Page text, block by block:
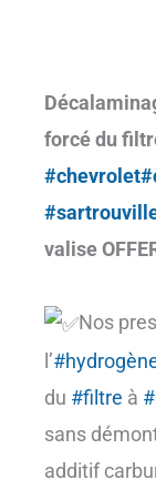
forcé du
#chevrolet
valise
Nos
l’
du #filtre à
sans
additif